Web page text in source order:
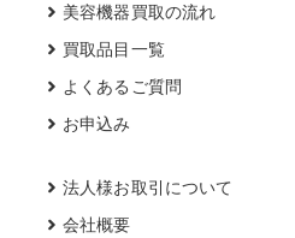
美容機器買取の流れ
買取品目一覧
よくあるご質問
お申込み
法人様お取引について
会社概要